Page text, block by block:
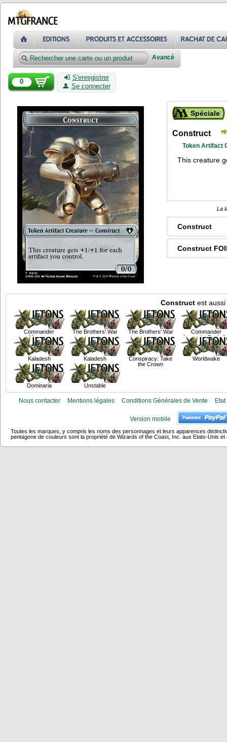
Avancé
0
S'enregistrer
Se connecter
Spéciale
Construct
Token Artifact
This creature
La
Construct
Construct
Construct est
Commander
Masters
The Brothers' War The Brothers' War
Commander
Legends: Battle
Baldur's Gate
Kaladesh Kaladesh
Conspiracy: Take
the Crown
Worldwake
Dominaria Unstable
Nous contacter Mentions légales Conditions Générales de Vente
Version mobile
Toutes les marques, y compris les noms des personnages et leurs apparences
pentagone de couleurs sont la propriété de Wizards of the Coast, Inc. aux Etats-Unis